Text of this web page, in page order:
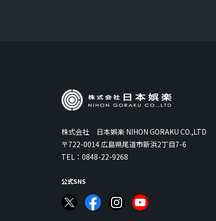
株式会社 日本娯楽 NIHON GORAKU CO.,LTD
〒722-0014 広島県尾道市新浜2丁目7-6
TEL： 0848-22-9268
公式SNS